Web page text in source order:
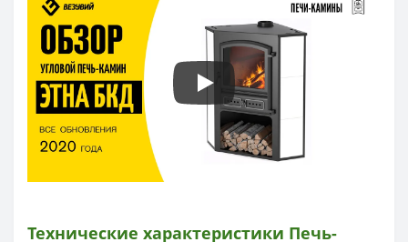
Технические характеристики Печь-